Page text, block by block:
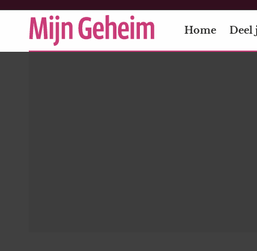
Home Deel